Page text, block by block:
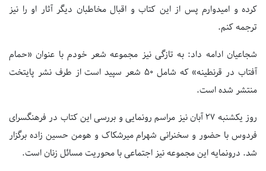
کرده و امیدوارم پس از این کتاب و اقبال مخاطبان دیگر آثار او را نیز
ترجمه کنم.
شجاعیان ادامه داد: به تازگی نیز مجموعه شعر خودم با عنوان «حمام
آفتاب در قرنطینه» که شامل ۵۰ شعر سپید است از طرف نشر پایتخت
منتشر شده است.
روز یکشنبه ۲۷ آبان نیز مراسم رونمایی و بررسی این کتاب در فرهنگسرای
فردوس با حضور و سخنرانی شهرام میرشکاک و هومن حسین زاده برگزار
شد. درونمایه این مجموعه نیز اجتماعی با محوریت مسائل زنان است.